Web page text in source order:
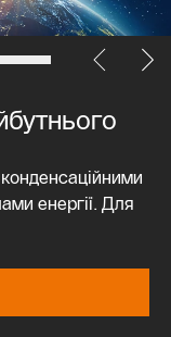
енергії. Для